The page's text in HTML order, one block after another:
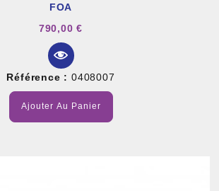
FOA
790,00 €
Référence : 0408007
Ajouter Au Panier